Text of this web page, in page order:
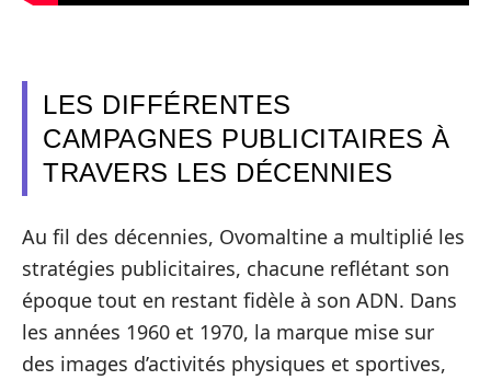
LES DIFFÉRENTES
CAMPAGNES PUBLICITAIRES À
TRAVERS LES DÉCENNIES
Au fil des décennies, Ovomaltine a multiplié les
stratégies publicitaires, chacune reflétant son
époque tout en restant fidèle à son ADN. Dans
les années 1960 et 1970, la marque mise sur
des images d’activités physiques et sportives,